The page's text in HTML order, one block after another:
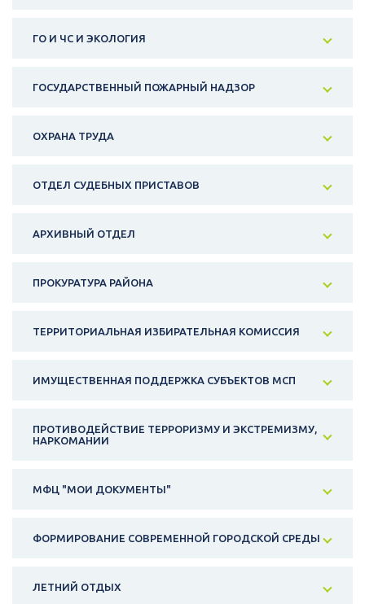
ГО И ЧС И ЭКОЛОГИЯ
ГОСУДАРСТВЕННЫЙ ПОЖАРНЫЙ НАДЗОР
ОХРАНА ТРУДА
ОТДЕЛ СУДЕБНЫХ ПРИСТАВОВ
АРХИВНЫЙ ОТДЕЛ
ПРОКУРАТУРА РАЙОНА
ТЕРРИТОРИАЛЬНАЯ ИЗБИРАТЕЛЬНАЯ КОМИССИЯ
ИМУЩЕСТВЕННАЯ ПОДДЕРЖКА СУБЪЕКТОВ МСП
ПРОТИВОДЕЙСТВИЕ ТЕРРОРИЗМУ И ЭКСТРЕМИЗМУ,
НАРКОМАНИИ
МФЦ "МОИ ДОКУМЕНТЫ"
ФОРМИРОВАНИЕ СОВРЕМЕННОЙ ГОРОДСКОЙ СРЕДЫ
ЛЕТНИЙ ОТДЫХ